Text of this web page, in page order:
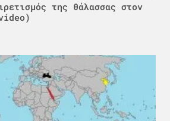
της θάλασσας στον